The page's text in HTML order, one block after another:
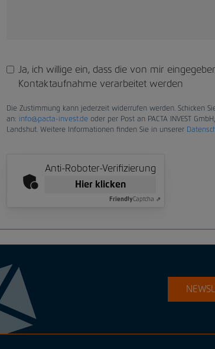
Ja, ich willige ein, dass die von mir
Kontaktaufnahme verarbeitet werden
Die Zustimmung kann jederzeit widerrufen werden. Schicken
an: info@pacta-invest.de oder per Post an PACTA INVEST
Landshut. Weitere Informationen finden Sie in unserer
Anti-Roboter-Verifizierung
Hier klicken
FriendlyCaptcha ⇗